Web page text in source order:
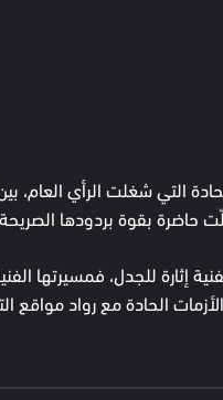
التي شغلت الرأي
بقوة بردودها الصريحة
إثارة للجدل، فمسيرتها
الحادة مع رواد مواقع